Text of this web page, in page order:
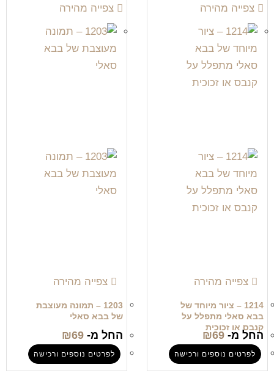
צפייה מהירה
צפייה מהירה
1214 – ציור מיוחד של
בבא סאלי מתפלל על
קנבס או זכוכית
החל מ- ₪69
לפרטים נוספים ורכישה
צפייה מהירה
צפייה מהירה
1203 – תמונה מעוצבת
של בבא סאלי
החל מ- ₪69
לפרטים נוספים ורכישה